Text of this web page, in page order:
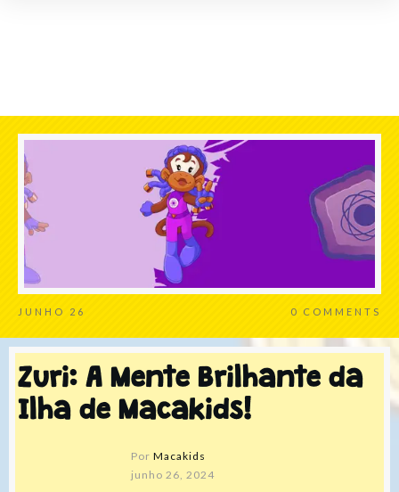
JUNHO 26 0 COMMENTS
Zuri: A Mente Brilhante da
Ilha de Macakids!
Por Macakids
junho 26, 2024